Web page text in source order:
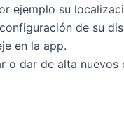
ejemplo su
de su
en la app.
o dar de alta nuevos